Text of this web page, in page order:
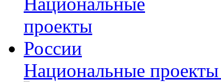
Национальные